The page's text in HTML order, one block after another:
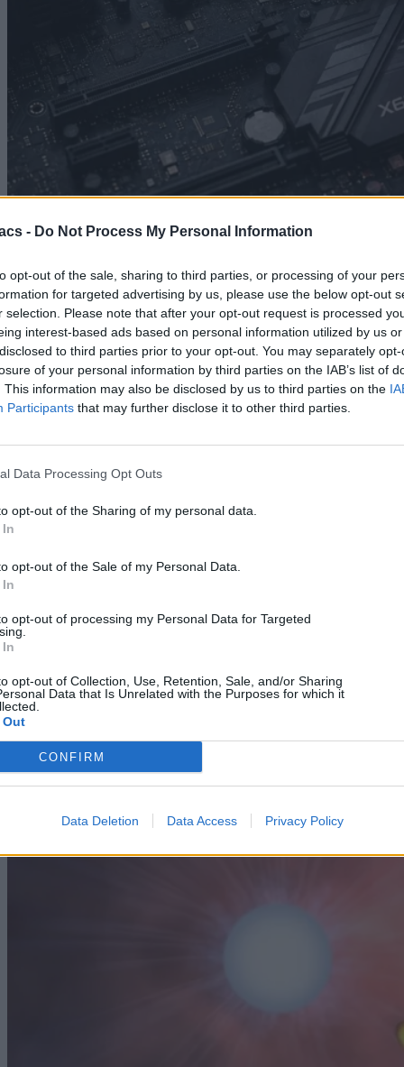
- Do Not Process My Personal Information
opt-out of the sale, sharing to third parties, or processing of your
for targeted advertising by us, please use the below opt-out
selection. Please note that after your opt-out request is processed
interest-based ads based on personal information utilized by us
to third parties prior to your opt-out. You may separately
of your personal information by third parties on the IAB’s list of
This information may also be disclosed by us to third parties on the
Participants that may further disclose it to other third parties.
Data Processing Opt Outs
opt-out of the Sharing of my personal data.
opt-out of the Sale of my Personal Data.
opt-out of processing my Personal Data for Targeted
opt-out of Collection, Use, Retention, Sale, and/or Sharing
Data that Is Unrelated with the Purposes for which it
CONFIRM
Data Deletion Data Access Privacy Policy
Ακριβαίνουν και οι μητρικές!
06/08/2026
PC / Laptop
Η Nvidia έχασε κατά κράτος: Το πιο τέλειο AI chip
είναι ένα Pringle
06/08/2026